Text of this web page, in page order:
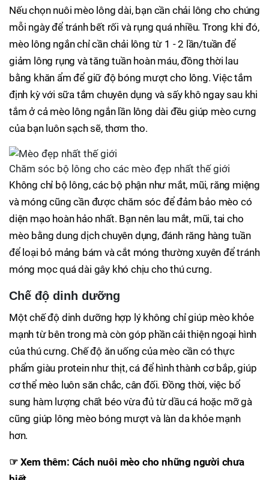
Nếu chọn nuôi mèo lông dài, bạn cần chải lông cho chúng
mỗi ngày để tránh bết rối và rụng quá nhiều. Trong khi đó,
mèo lông ngắn chỉ cần chải lông từ 1 - 2 lần/tuần để
giảm lông rụng và tăng tuần hoàn máu, đồng thời lau
bằng khăn ẩm để giữ độ bóng mượt cho lông. Việc tắm
định kỳ với sữa tắm chuyên dụng và sấy khô ngay sau khi
tắm ở cả mèo lông ngắn lần lông dài đều giúp mèo cưng
của bạn luôn sạch sẽ, thơm tho.
Chăm sóc bộ lông cho các mèo đẹp nhất thế giới
Không chỉ bộ lông, các bộ phận như mắt, mũi, răng miệng
và móng cũng cần được chăm sóc để đảm bảo mèo có
diện mạo hoàn hảo nhất. Bạn nên lau mắt, mũi, tai cho
mèo bằng dung dịch chuyên dụng, đánh răng hàng tuần
để loại bỏ mảng bám và cắt móng thường xuyên để tránh
móng mọc quá dài gây khó chịu cho thú cưng.
Chế độ dinh dưỡng
Một chế độ dinh dưỡng hợp lý không chỉ giúp mèo khỏe
mạnh từ bên trong mà còn góp phần cải thiện ngoại hình
của thú cưng. Chế độ ăn uống của mèo cần có thực
phẩm giàu protein như thịt, cá để hình thành cơ bắp, giúp
cơ thể mèo luôn săn chắc, cân đối. Đồng thời, việc bổ
sung hàm lượng chất béo vừa đủ từ dầu cá hoặc mỡ gà
cũng giúp lông mèo bóng mượt và làn da khỏe mạnh
hơn.
☞ Xem thêm: Cách nuôi mèo cho những người chưa